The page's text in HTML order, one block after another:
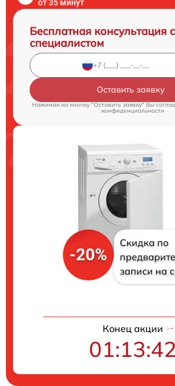
от 35 минут
Бесплатная консультация
специалистом
Оставить заявку
Нажимая на кнопку "Оставить заявку" Вы
конфиденциальности
-20%
Скидка по
записи на
Конец акции
01:13:41